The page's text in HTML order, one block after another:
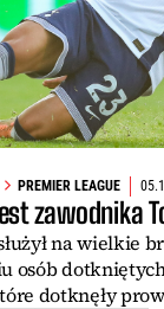
PREMIER LEAGUE
zawodnika
na wielkie
osób
dotknęły